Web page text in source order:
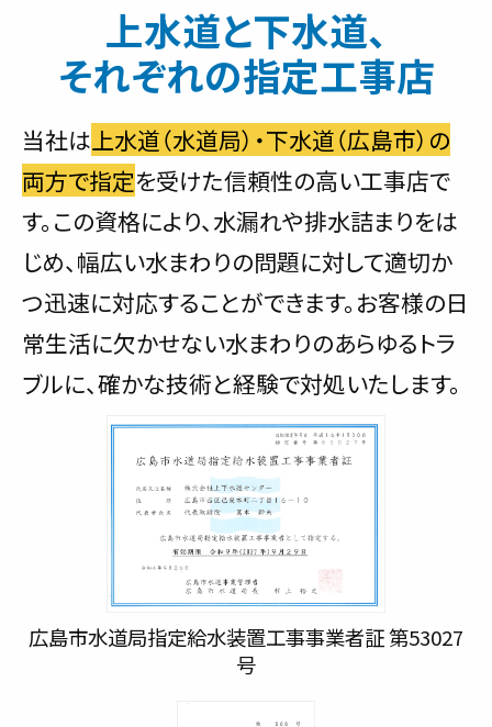
上水道と下水道、
それぞれの指定工事店
当社は 上水道（水道局）・下水道（広島市）の
両方で指定を受けた信頼性の高い工事店で
す。この資格により、水漏れや排水詰まりをは
じめ、幅広い水まわりの問題に対して適切か
つ迅速に対応することができます。お客様の日
常生活に欠かせない水まわりのあらゆるトラ
ブルに、確かな技術と経験で対処いたします。
広島市水道局指定給水装置工事事業者証 第53027
号